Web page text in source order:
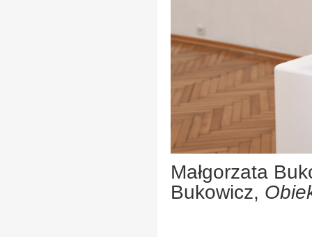
Małgorzata
Bukowicz,